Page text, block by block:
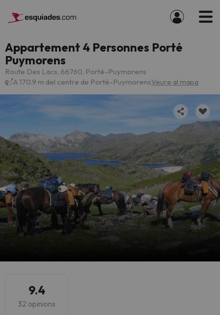
Appartement 4 Personnes Porté
Puymorens
Route Des Lacs, 66760, Porté-Puymorens
A 170.9 m del centre de Porté-PuymorensVeure al mapa
9.4
32 opinions